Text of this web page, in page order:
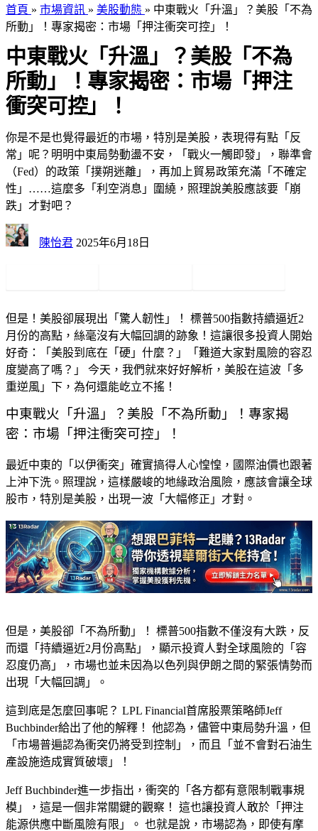
首頁 » 市場資訊 » 美股動態 » 中東戰火「升溫」？美股「不為
所動」！專家揭密：市場「押注衝突可控」！
中東戰火「升溫」？美股「不為
所動」！專家揭密：市場「押注
衝突可控」！
你是不是也覺得最近的市場，特別是美股，表現得有點「反
常」呢？明明中東局勢動盪不安，「戰火一觸即發」，聯準會
（Fed）的政策「撲朔迷離」，再加上貿易政策充滿「不確定
性」……這麼多「利空消息」圍繞，照理說美股應該要「崩
跌」才對吧？
陳怡君 2025年6月18日
但是！美股卻展現出「 驚人韌性 」！ 標普500指數持續逼近2
月份的高點 ，絲毫沒有大幅回調的跡象！這讓很多投資人開始
好奇：「 美股到底在「硬」什麼？ 」「 難道大家對風險的容忍
度變高了嗎？ 」 今天，我們就來好好解析，美股在這波「 多
重逆風 」下，為何還能屹立不搖！
中東戰火「升溫」？美股「不為所動」！專家揭
密：市場「押注衝突可控」！
最近中東的「 以伊衝突 」確實搞得人心惶惶，國際油價也跟著
上沖下洗。照理說，這樣嚴峻的地緣政治風險，應該會讓全球
股市，特別是美股，出現一波「 大幅修正 」才對。
但是，美股卻「 不為所動 」！ 標普500指數不僅沒有大跌，反
而還「 持續逼近2月份高點 」，顯示投資人對全球風險的「 容
忍度仍高 」，市場也並未因為以色列與伊朗之間的緊張情勢而
出現「 大幅回調 」。
這到底是怎麼回事呢？ LPL Financial首席股票策略師Jeff
Buchbinder給出了他的解釋！ 他認為，儘管中東局勢升溫，但
「 市場普遍認為衝突仍將受到控制 」，而且「 並不會對石油生
產設施造成實質破壞 」！
Jeff Buchbinder進一步指出，衝突的「 各方都有意限制戰事規
模 」，這是一個非常關鍵的觀察！ 這也讓投資人敢於「 押注
能源供應中斷風險有限 」。 也就是說，市場認為，即使有摩